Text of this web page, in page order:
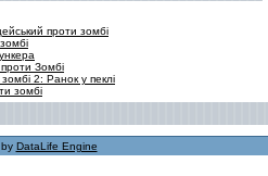
проти зомбі
Зомбі
2: Ранок у пеклі
зомбі
DataLife Engine